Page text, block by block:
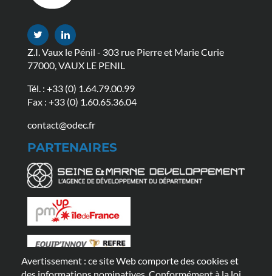
Z.I. Vaux le Pénil - 303 rue Pierre et Marie Curie
77000, VAUX LE PENIL
Tél. : +33 (0) 1.64.79.00.99
Fax : +33 (0) 1.60.65.36.04
contact@odec.fr
PARTENAIRES
Avertissement : ce site Web comporte des cookies et